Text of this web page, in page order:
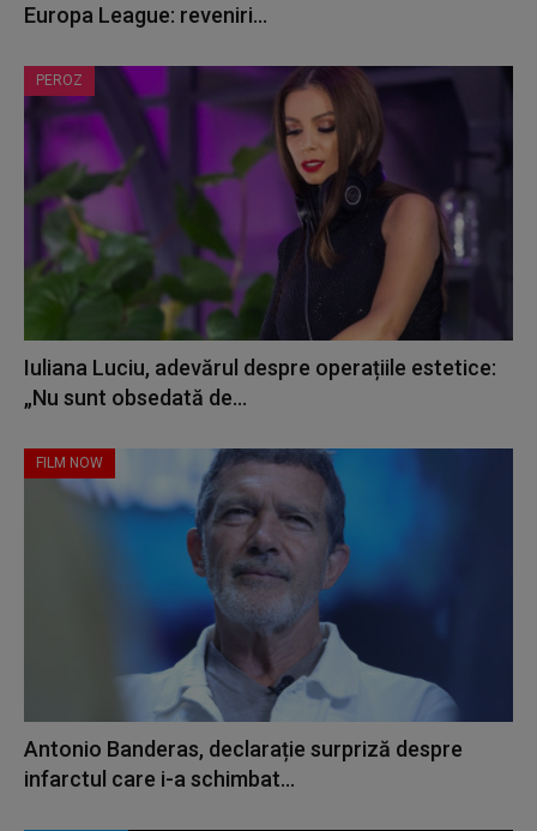
Europa League: reveniri...
PEROZ
Iuliana Luciu, adevărul despre operațiile estetice:
„Nu sunt obsedată de...
FILM NOW
Antonio Banderas, declarație surpriză despre
infarctul care i-a schimbat...